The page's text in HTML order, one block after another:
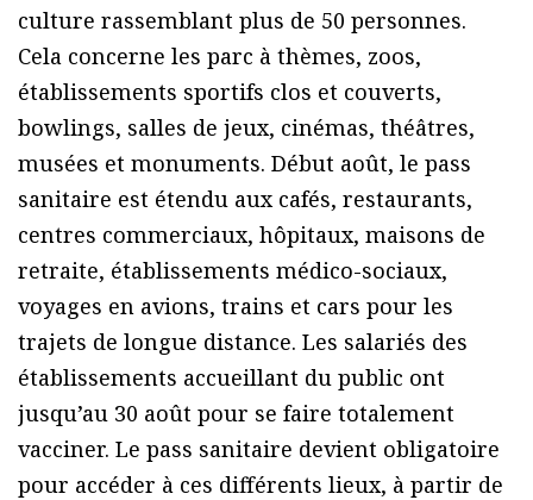
culture rassemblant plus de 50 personnes.
Cela concerne les parc à thèmes, zoos,
établissements sportifs clos et couverts,
bowlings, salles de jeux, cinémas, théâtres,
musées et monuments. Début août, le pass
sanitaire est étendu aux cafés, restaurants,
centres commerciaux, hôpitaux, maisons de
retraite, établissements médico-sociaux,
voyages en avions, trains et cars pour les
trajets de longue distance. Les salariés des
établissements accueillant du public ont
jusqu’au 30 août pour se faire totalement
vacciner. Le pass sanitaire devient obligatoire
pour accéder à ces différents lieux, à partir de